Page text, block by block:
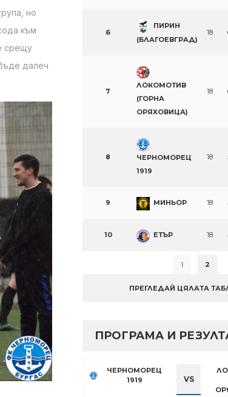
но
към
срещу
далеч
6
ПИРИН
(БЛАГОЕВГРАД)
18
7
ЛОКОМОТИВ
(ГОРНА
ОРЯХОВИЦА)
18
8
ЧЕРНОМОРЕЦ
1919
18
9 МИНЬОР 18
10 ЕТЪР 18
1 2
ПРЕГЛЕДАЙ ЦЯЛАТА
ПРОГРАМА И
ЧЕРНОМОРЕЦ
1919
VS